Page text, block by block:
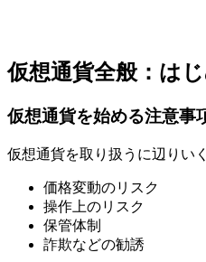
仮想通貨全般：は
仮想通貨を始める注意事
仮想通貨を取り扱うに辺りい
価格変動のリスク
操作上のリスク
保管体制
詐欺などの勧誘